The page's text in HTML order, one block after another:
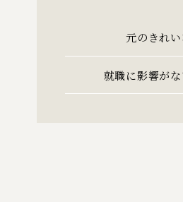
元のきれ
就職に影響が